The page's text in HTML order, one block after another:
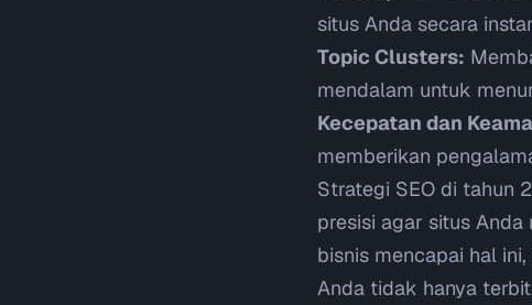
situs Anda secara
Topic Clusters:
mendalam untuk
Kecepatan dan
memberikan
Strategi SEO di tahun
presisi agar situs
bisnis mencapai hal ini,
Anda tidak hanya